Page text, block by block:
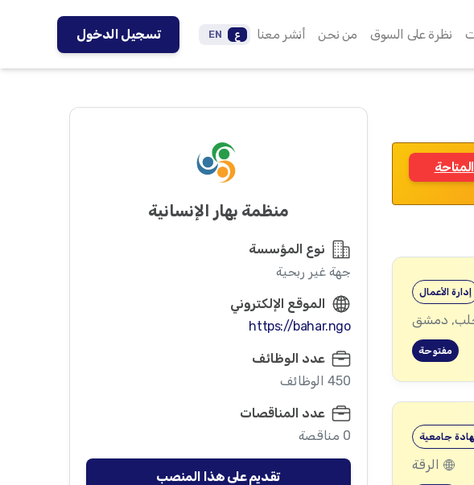
نظرة على السوق من نحن أنشر معنا ع EN تسجيل الدخول
إدارة الأعمال
دمشق
مفتوحة
جامعية
الرقة
منظمة بهار الإنسانية
نوع المؤسسة
جهة غير ربحية
الموقع الإلكتروني
https://bahar.ngo
عدد الوظائف
450 الوظائف
عدد المناقصات
0 مناقصة
تقديم على هذا المنصب